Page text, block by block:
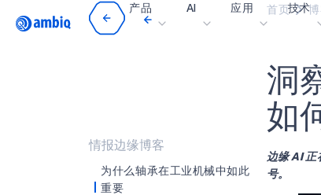
产品 AI 应用
智能遥控器
智能家居和楼宇
技术
首页
洞
如何
情报边缘博客
为什么轴承在工业机械中如此
重要
边缘 AI
号。
Video title